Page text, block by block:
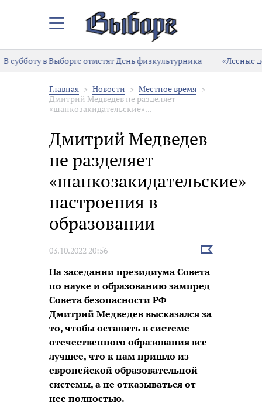
Закрыть/
меню
В субботу в Выборге отметят День физкультурника
«Лесные
Главная Новости
Местное время
Дмитрий Медведев не разделяет
«шапкозакидательские»...
Дмитрий Медведев
не разделяет
«шапкозакидательские»
настроения в
образовании
03.10.2022 20:56
Выбрать
На заседании президиума Совета
по науке и образованию зампред
Совета безопасности РФ
Дмитрий Медведев высказался за
то, чтобы оставить в системе
отечественного образования все
лучшее, что к нам пришло из
европейской образовательной
системы, а не отказываться от
нее полностью.